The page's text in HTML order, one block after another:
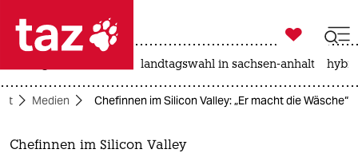
 taz zahl ich
taz zahl ich
themen

taz zahl ich
landtagswahl in sachsen-anhalt
Medien Chefinnen im Silicon Valley: „Er macht die Wäsche“
Chefinnen im Silicon Valley